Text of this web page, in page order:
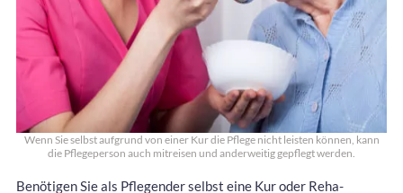
Wenn Sie selbst aufgrund von einer Kur die Pflege nicht leisten können, kann
die Pflegeperson auch mitreisen und anderweitig gepflegt werden.
Benötigen Sie als Pflegender selbst eine Kur oder Reha-